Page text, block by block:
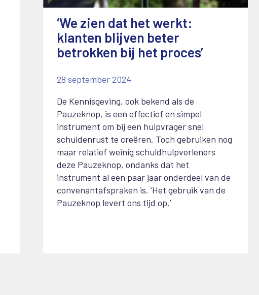
‘We zien dat het werkt:
klanten blijven beter
betrokken bij het proces’
28 september 2024
De Kennisgeving, ook bekend als de
Pauzeknop, is een effectief en simpel
instrument om bij een hulpvrager snel
schuldenrust te creëren. Toch gebruiken nog
maar relatief weinig schuldhulpverleners
deze Pauzeknop, ondanks dat het
instrument al een paar jaar onderdeel van de
convenantafspraken is. ‘Het gebruik van de
Pauzeknop levert ons tijd op.’